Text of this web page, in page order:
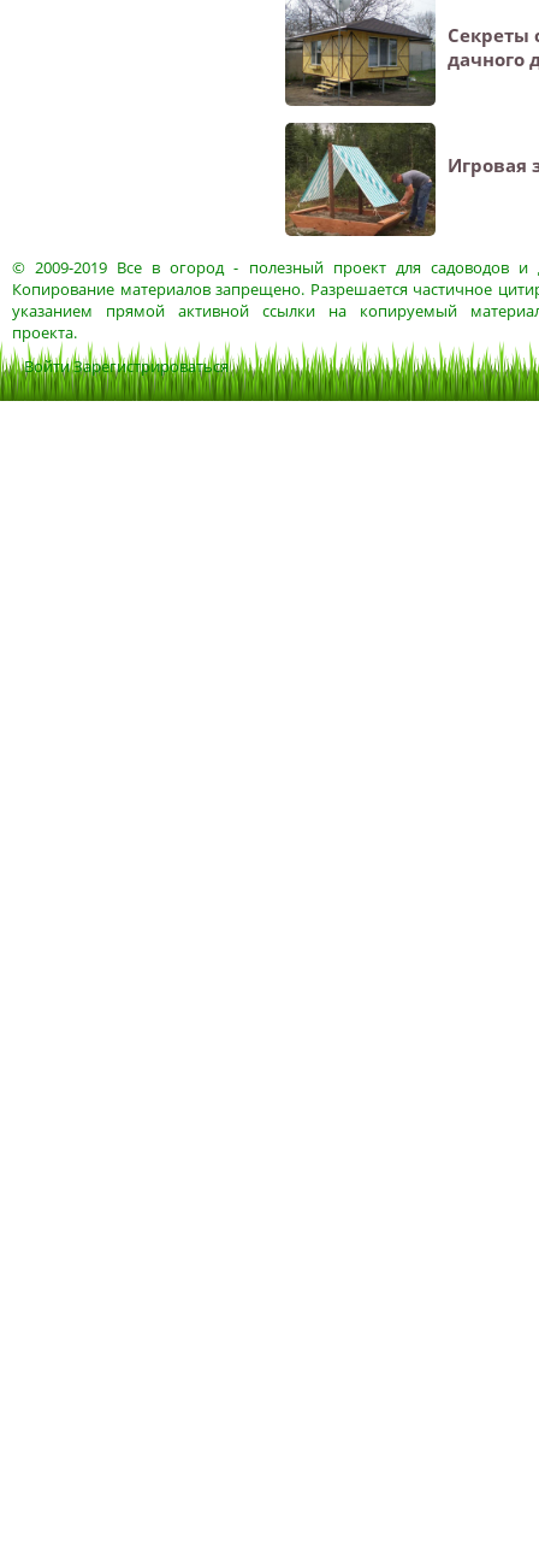
Секреты
дачного
Игровая
© 2009-2019 Все в огород- полезный проект для садоводов и
Копирование материалов запрещено. Разрешается частичное
указанием прямой активной ссылки на копируемый
проекта.
ВойтиЗарегистрироваться